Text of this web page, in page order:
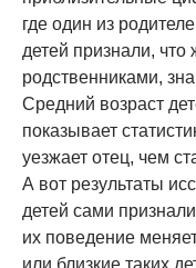
где один из
детей признали, что
родственниками,
Средний возраст
показывает
уезжает отец, чем
А вот результаты
детей сами
их поведение
или близкие таких